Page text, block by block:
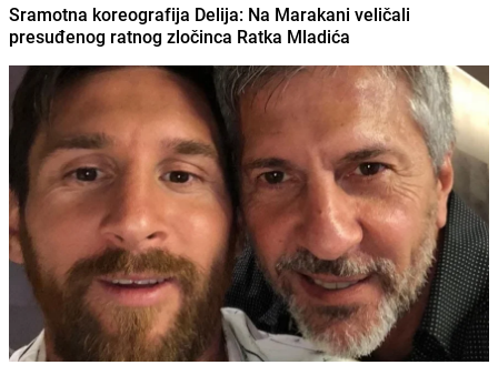
Sramotna koreografija Delija: Na Marakani veličali
presuđenog ratnog zločinca Ratka Mladića